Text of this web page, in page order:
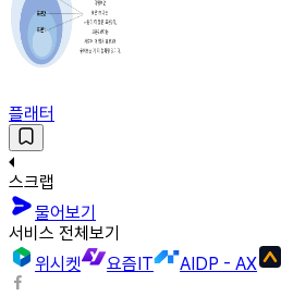
플래터
스크랩
물어보기
서비스 전체보기
위시켓
요즘IT AIDP - AX